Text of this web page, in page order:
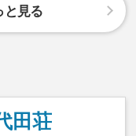
と見る
田荘